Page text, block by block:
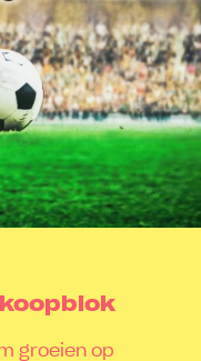
groeien op